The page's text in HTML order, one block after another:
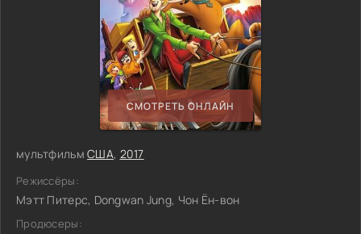
СМОТРЕТЬ ОНЛАЙН
мультфильмСША, 2017
Режиссёры:
Мэтт Питерс, Dongwan Jung, Чон Ён-вон
Продюсеры: